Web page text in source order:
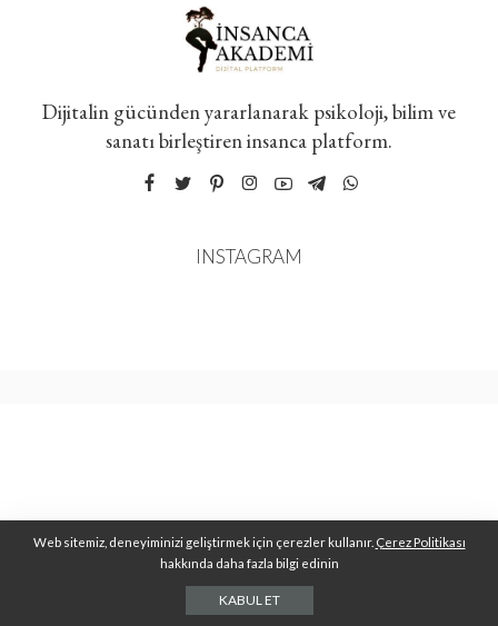
Dijitalin gücünden yararlanarak psikoloji, bilim ve
sanatı birleştiren insanca platform.
INSTAGRAM
Web sitemiz, deneyiminizi geliştirmek için çerezler kullanır. Çerez Politikası
hakkında daha fazla bilgi edinin
KABUL ET